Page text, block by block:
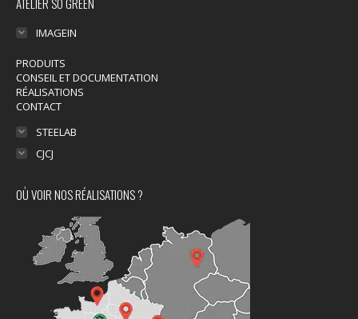
IMAGEIN
PRODUITS
CONSEIL ET DOCUMENTATION
RÉALISATIONS
CONTACT
STEELAB
CJCJ
OÙ VOIR NOS RÉALISATIONS ?